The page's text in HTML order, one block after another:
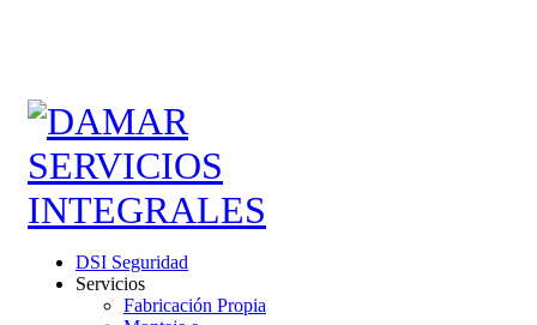
DSI Seguridad
Servicios
Fabricación Propia